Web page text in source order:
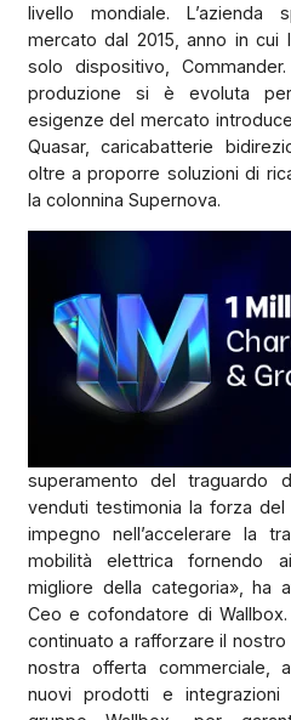
livello mondiale.
mercato dal 2015, anno in cui
solo dispositivo,
produzione si è evoluta
esigenze del mercato
Quasar, caricabatterie
oltre a proporre soluzioni di
la colonnina Supernova.
superamento del traguardo
venduti testimonia la forza
impegno nell’accelerare la
mobilità elettrica fornendo
migliore della categoria», ha
Ceo e cofondatore di Wallbox.
continuato a rafforzare il
nostra offerta commerciale,
nuovi prodotti e integrazioni